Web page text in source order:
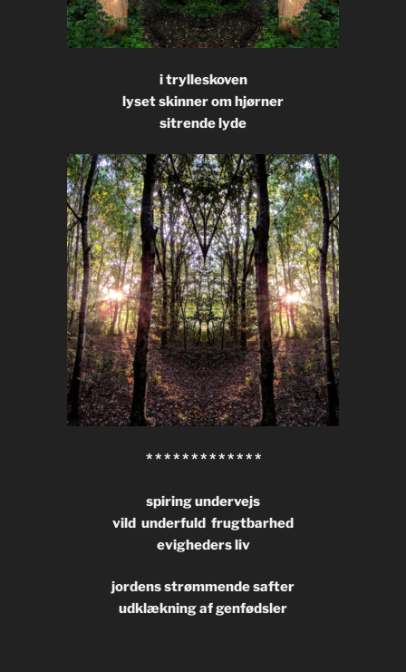
i trylleskoven
lyset skinner om hjørner
sitrende lyde
* * * * * * * * * * * * *
spiring undervejs
vild underfuld frugtbarhed
evigheders liv
jordens strømmende safter
udklækning af genfødsler